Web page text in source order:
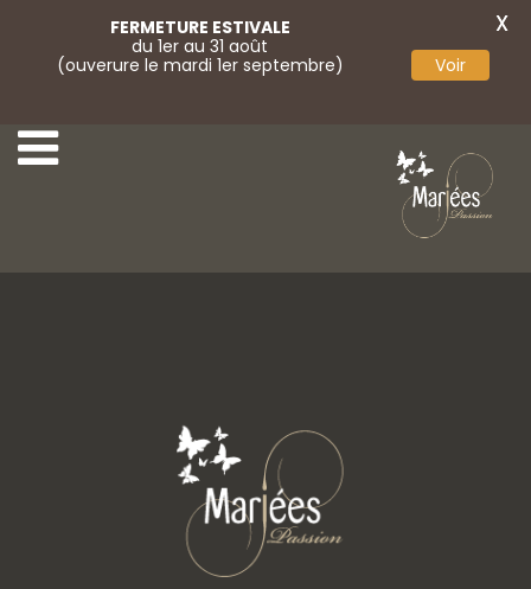
FERMETURE ESTIVALE
du 1er au 31 août
(ouverure le mardi 1er septembre)
Voir
X